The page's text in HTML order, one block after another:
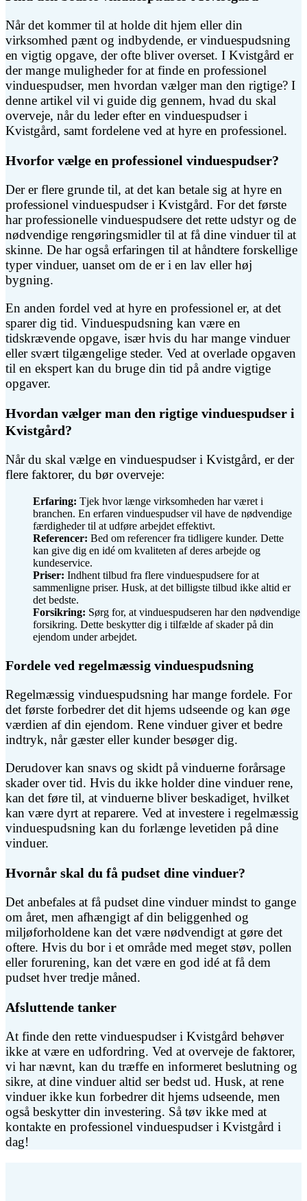
Når det kommer til at holde dit hjem eller din
virksomhed pænt og indbydende, er vinduespudsning
en vigtig opgave, der ofte bliver overset. I Kvistgård er
der mange muligheder for at finde en professionel
vinduespudser, men hvordan vælger man den rigtige? I
denne artikel vil vi guide dig gennem, hvad du skal
overveje, når du leder efter en vinduespudser i
Kvistgård, samt fordelene ved at hyre en professionel.
Hvorfor vælge en professionel vinduespudser?
Der er flere grunde til, at det kan betale sig at hyre en
professionel vinduespudser i Kvistgård. For det første
har professionelle vinduespudsere det rette udstyr og de
nødvendige rengøringsmidler til at få dine vinduer til at
skinne. De har også erfaringen til at håndtere forskellige
typer vinduer, uanset om de er i en lav eller høj
bygning.
En anden fordel ved at hyre en professionel er, at det
sparer dig tid. Vinduespudsning kan være en
tidskrævende opgave, især hvis du har mange vinduer
eller svært tilgængelige steder. Ved at overlade opgaven
til en ekspert kan du bruge din tid på andre vigtige
opgaver.
Hvordan vælger man den rigtige vinduespudser i
Kvistgård?
Når du skal vælge en vinduespudser i Kvistgård, er der
flere faktorer, du bør overveje:
Erfaring: Tjek hvor længe virksomheden har været i
branchen. En erfaren vinduespudser vil have de nødvendige
færdigheder til at udføre arbejdet effektivt.
Referencer: Bed om referencer fra tidligere kunder. Dette
kan give dig en idé om kvaliteten af deres arbejde og
kundeservice.
Priser: Indhent tilbud fra flere vinduespudsere for at
sammenligne priser. Husk, at det billigste tilbud ikke altid er
det bedste.
Forsikring: Sørg for, at vinduespudseren har den nødvendige
forsikring. Dette beskytter dig i tilfælde af skader på din
ejendom under arbejdet.
Fordele ved regelmæssig vinduespudsning
Regelmæssig vinduespudsning har mange fordele. For
det første forbedrer det dit hjems udseende og kan øge
værdien af din ejendom. Rene vinduer giver et bedre
indtryk, når gæster eller kunder besøger dig.
Derudover kan snavs og skidt på vinduerne forårsage
skader over tid. Hvis du ikke holder dine vinduer rene,
kan det føre til, at vinduerne bliver beskadiget, hvilket
kan være dyrt at reparere. Ved at investere i regelmæssig
vinduespudsning kan du forlænge levetiden på dine
vinduer.
Hvornår skal du få pudset dine vinduer?
Det anbefales at få pudset dine vinduer mindst to gange
om året, men afhængigt af din beliggenhed og
miljøforholdene kan det være nødvendigt at gøre det
oftere. Hvis du bor i et område med meget støv, pollen
eller forurening, kan det være en god idé at få dem
pudset hver tredje måned.
Afsluttende tanker
At finde den rette vinduespudser i Kvistgård behøver
ikke at være en udfordring. Ved at overveje de faktorer,
vi har nævnt, kan du træffe en informeret beslutning og
sikre, at dine vinduer altid ser bedst ud. Husk, at rene
vinduer ikke kun forbedrer dit hjems udseende, men
også beskytter din investering. Så tøv ikke med at
kontakte en professionel vinduespudser i Kvistgård i
dag!